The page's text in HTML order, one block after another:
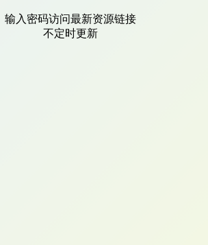
输入密码访问最新资源链接
不定时更新